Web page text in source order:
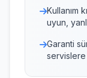
Kullanım
uyun,
Garanti